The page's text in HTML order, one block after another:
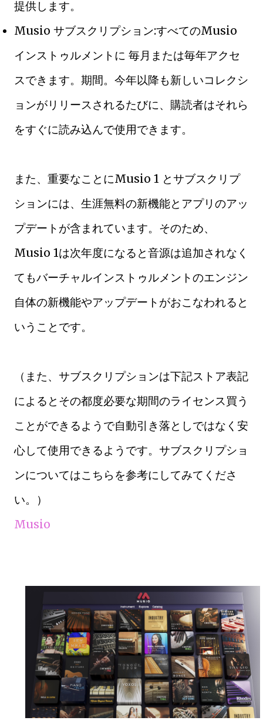
提供します。
Musio サブスクリプション:すべてのMusio
インストゥルメントに 毎月または毎年アクセ
スできます。期間。今年以降も新しいコレクシ
ョンがリリースされるたびに、購読者はそれら
をすぐに読み込んで使用できます。
また、重要なことにMusio 1 とサブスクリプ
ションには、生涯無料の新機能とアプリのアッ
プデートが含まれています。そのため、
Musio 1は次年度になると音源は追加されなく
てもバーチャルインストゥルメントのエンジン
自体の新機能やアップデートがおこなわれると
いうことです。
（また、サブスクリプションは下記ストア表記
によるとその都度必要な期間のライセンス買う
ことができるようで自動引き落としではなく安
心して使用できるようです。サブスクリプショ
ンについてはこちらを参考にしてみてくださ
い。）
Musio